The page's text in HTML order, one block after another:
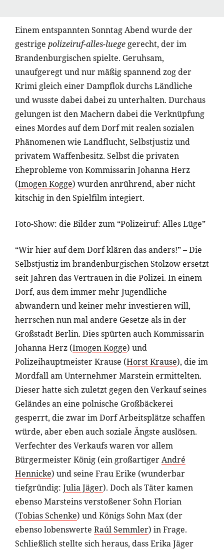
Einem entspannten Sonntag Abend wurde der
gestrige polizeiruf-alles-luege gerecht, der im
Brandenburgischen spielte. Geruhsam,
unaufgeregt und nur mäßig spannend zog der
Krimi gleich einer Dampflok durchs Ländliche
und wusste dabei dabei zu unterhalten. Durchaus
gelungen ist den Machern dabei die Verknüpfung
eines Mordes auf dem Dorf mit realen sozialen
Phänomenen wie Landflucht, Selbstjustiz und
privatem Waffenbesitz. Selbst die privaten
Eheprobleme von Kommissarin Johanna Herz
(Imogen Kogge) wurden anrührend, aber nicht
kitschig in den Spielfilm integiert.
Foto-Show: die Bilder zum “Polizeiruf: Alles Lüge”
“Wir hier auf dem Dorf klären das anders!” – Die
Selbstjustiz im brandenburgischen Stolzow ersetzt
seit Jahren das Vertrauen in die Polizei. In einem
Dorf, aus dem immer mehr Jugendliche
abwandern und keiner mehr investieren will,
herrschen nun mal andere Gesetze als in der
Großstadt Berlin. Dies spürten auch Kommissarin
Johanna Herz (Imogen Kogge) und
Polizeihauptmeister Krause (Horst Krause), die im
Mordfall am Unternehmer Marstein ermittelten.
Dieser hatte sich zuletzt gegen den Verkauf seines
Geländes an eine polnische Großbäckerei
gesperrt, die zwar im Dorf Arbeitsplätze schaffen
würde, aber eben auch soziale Ängste auslösen.
Verfechter des Verkaufs waren vor allem
Bürgermeister König (ein großartigerAndré
Hennicke) und seine Frau Erike (wunderbar
tiefgründig: Julia Jäger). Doch als Täter kamen
ebenso Marsteins verstoßener Sohn Florian
(Tobias Schenke) und Königs Sohn Max (der
ebenso lobenswerte Raúl Semmler) in Frage.
Schließlich stellte sich heraus, dass Erika Jäger